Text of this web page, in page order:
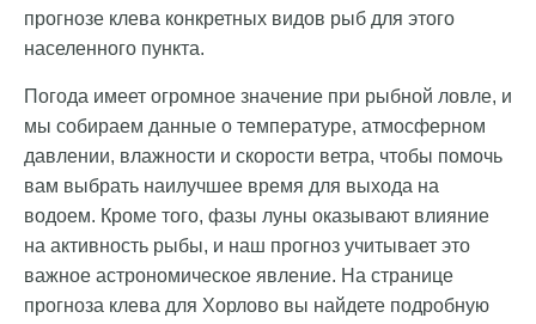
прогнозе клева конкретных видов рыб для этого
населенного пункта.
Погода имеет огромное значение при рыбной ловле, и
мы собираем данные о температуре, атмосферном
давлении, влажности и скорости ветра, чтобы помочь
вам выбрать наилучшее время для выхода на
водоем. Кроме того, фазы луны оказывают влияние
на активность рыбы, и наш прогноз учитывает это
важное астрономическое явление. На странице
прогноза клева для Хорлово вы найдете подробную